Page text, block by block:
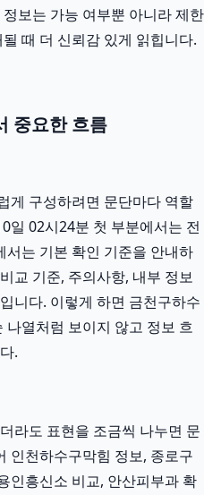
보는 가능 여부뿐 아니라 제한
때 더 신뢰감 있게 읽힙니다.
중요한 흐름
게 구성하려면 문단마다 역할
일 02시24분 첫 부분에서는 전
는 기본 확인 기준을 안내하
교 기준, 주의사항, 내부 정보
니다. 이렇게 하면 금천구하수
열처럼 보이지 않고 정보 흐
.
라도 표현을 조금씩 나누면 문
인천하수구막힘 정보, 종로구
인흥신소 비교, 안산피부과 확